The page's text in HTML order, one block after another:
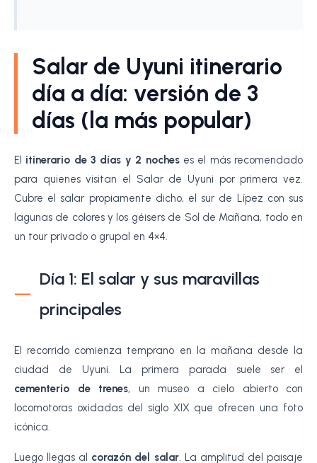
Salar de Uyuni itinerario
día a día: versión de 3
días (la más popular)
El itinerario de 3 días y 2 nocheses el más recomendado
para quienes visitan el Salar de Uyuni por primera vez.
Cubre el salar propiamente dicho, el sur de Lípez con sus
lagunas de colores y los géisers de Sol de Mañana, todo en
un tour privado o grupal en 4×4.
Día 1: El salar y sus maravillas
principales
El recorrido comienza temprano en la mañana desde la
ciudad de Uyuni. La primera parada suele ser el
cementerio de trenes, un museo a cielo abierto con
locomotoras oxidadas del siglo XIX que ofrecen una foto
icónica.
Luego llegas al corazón del salar. La amplitud del paisaje